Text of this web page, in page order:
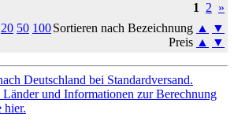
1 2 »
20 50 100Sortieren nach Bezeichnung ▲
▼
Preis ▲ ▼
Deutschland bei Standardversand.
und Informationen zur Berechnung
hier.